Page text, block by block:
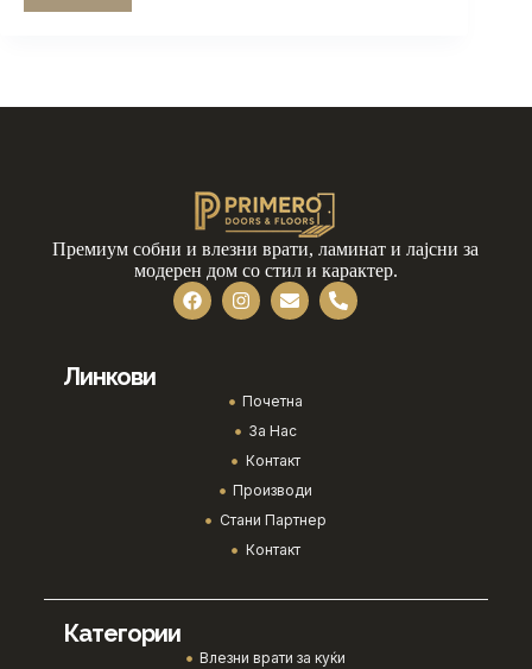
Премиум собни и влезни врати, ламинат и лајсни за
модерен дом со стил и карактер.
Линкови
Почетна
За Нас
Контакт
Производи
Стани Партнер
Контакт
Категории
Влезни врати за куќи